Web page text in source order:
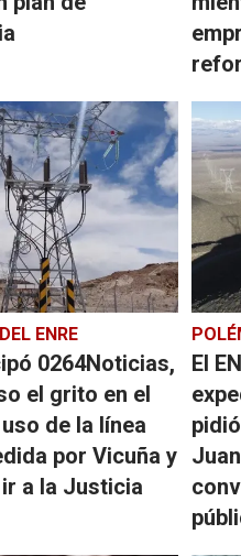
ENRE
0264Noticias,
el grito en el
de la línea
por Vicuña y
a la Justicia
El